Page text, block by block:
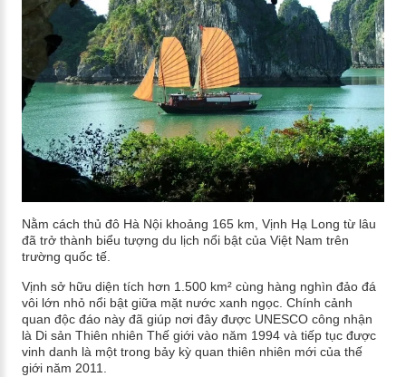
Nằm cách thủ đô Hà Nội khoảng 165 km, Vịnh Hạ Long từ lâu
đã trở thành biểu tượng du lịch nổi bật của Việt Nam trên
trường quốc tế.
Vịnh sở hữu diện tích hơn 1.500 km² cùng hàng nghìn đảo đá
vôi lớn nhỏ nổi bật giữa mặt nước xanh ngọc. Chính cảnh
quan độc đáo này đã giúp nơi đây được UNESCO công nhận
là Di sản Thiên nhiên Thế giới vào năm 1994 và tiếp tục được
vinh danh là một trong bảy kỳ quan thiên nhiên mới của thế
giới năm 2011.